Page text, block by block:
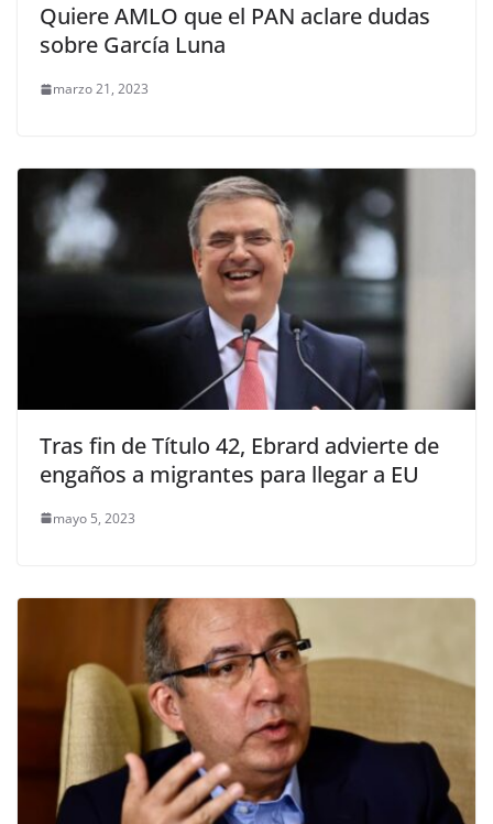
Quiere AMLO que el PAN aclare dudas
sobre García Luna
marzo 21, 2023
Tras fin de Título 42, Ebrard advierte de
engaños a migrantes para llegar a EU
mayo 5, 2023